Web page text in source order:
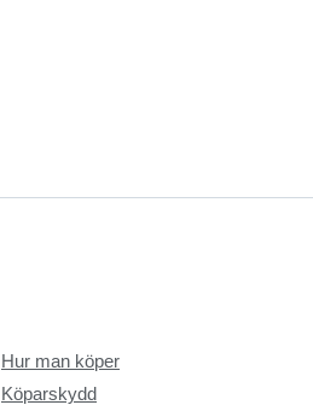
Hur man köper
Köparskydd